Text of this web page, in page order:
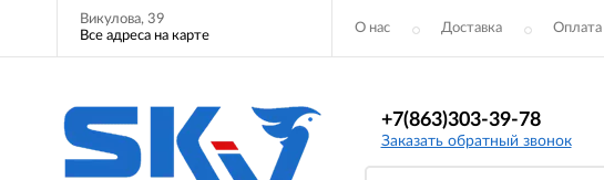
Викулова, 39
Все адреса на карте
О нас Доставка Оплата
+7(863)303-39-78
Заказать обратный звонок